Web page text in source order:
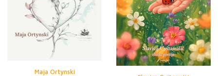
Maja Ortynski